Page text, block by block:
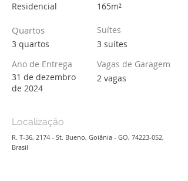
Residencial
Quartos
3 quartos
Ano de Entrega
31 de dezembro
de 2024
165m²
Suítes
3 suítes
Vagas de Garagem
2 vagas
Localização
R. T-36, 2174 - St. Bueno, Goiânia - GO, 74223-052,
Brasil